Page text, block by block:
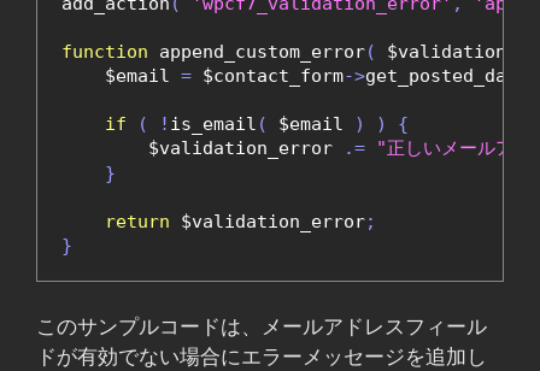
function append_custom_error(
    $email
= $contact_form->get_posted_data
if ( ! is_email ( $email ) )
{
        $validation_error
.=
"正しいメールアド
}
return $validation_error;
}
このサンプルコードは、メールアドレスフィール
ドが有効でない場合にエラーメッセージを追加し